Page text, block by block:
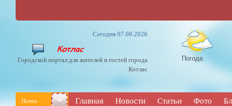
Сегодня 07.08.2026
Городской портал для жителей и гостей города
Котлас
Погода
Почта Главная Новости Статьи Фото